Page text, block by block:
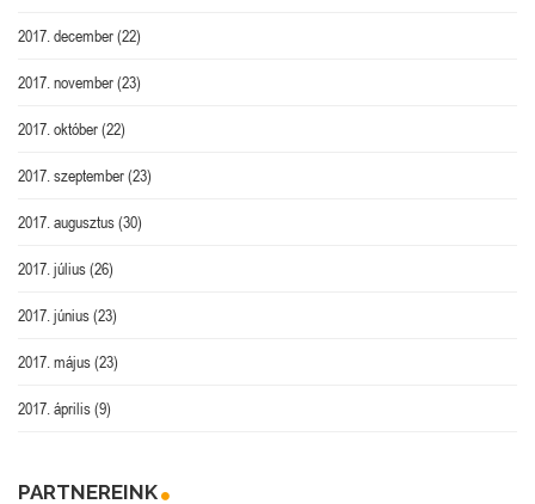
2017. december(22)
2017. november(23)
2017. október(22)
2017. szeptember(23)
2017. augusztus(30)
2017. július(26)
2017. június(23)
2017. május(23)
2017. április(9)
PARTNEREINK